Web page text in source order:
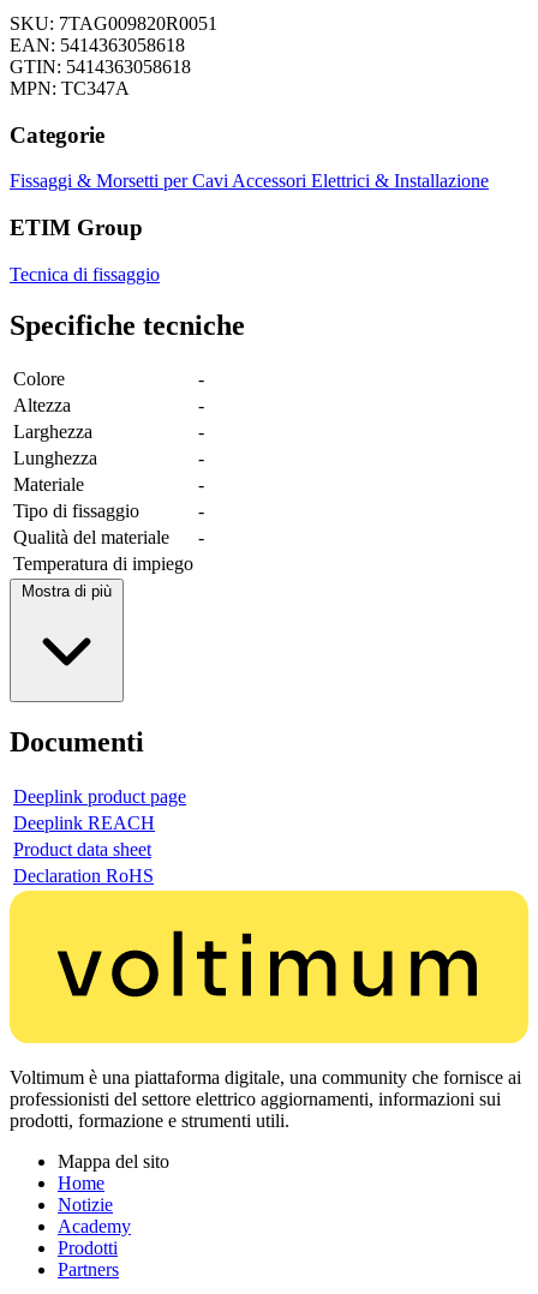
SKU: 7TAG009820R0051
EAN: 5414363058618
GTIN: 5414363058618
MPN: TC347A
Categorie
Fissaggi & Morsetti per Cavi Accessori Elettrici & Installazione
ETIM Group
Tecnica di fissaggio
Specifiche tecniche
Colore
-
Altezza
-
Larghezza
-
Lunghezza
-
Materiale
-
Tipo di fissaggio
-
Qualità del materiale
-
Temperatura di impiego
Mostra di più
Documenti
Deeplink product page
Deeplink REACH
Product data sheet
Declaration RoHS
Voltimum è una piattaforma digitale, una community che fornisce ai
professionisti del settore elettrico aggiornamenti, informazioni sui
prodotti, formazione e strumenti utili.
Mappa del sito
Home
Notizie
Academy
Prodotti
Partners